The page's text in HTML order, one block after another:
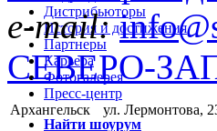
Дистрибьюторы
История и достижения
Партнеры
Карьера
Фотогалерея
Пресс-центр
Найти шоурум
e-mail:
СЕВЕРО-
Архангельск ул. Лермонтова,